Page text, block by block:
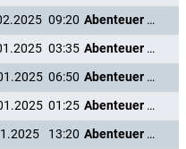
09:20
Abenteuer Karibik
03:35
Abenteuer Karibik
06:50
Abenteuer Karibik
01:25
Abenteuer Karibik
13:20
Abenteuer Karibik